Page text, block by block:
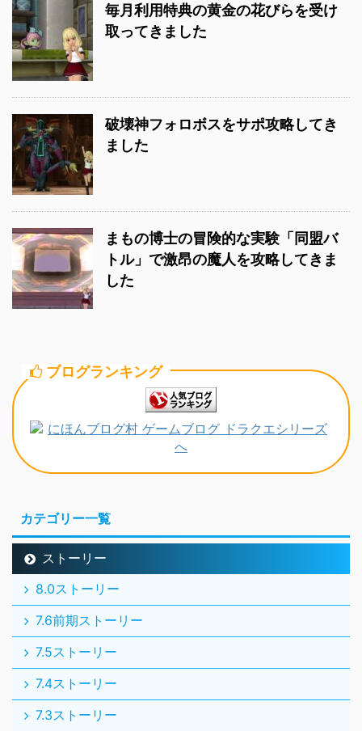
毎月利用特典の黄金の花びらを受け
取ってきました
破壊神フォロボスをサポ攻略してき
ました
まもの博士の冒険的な実験「同盟バ
トル」で激昂の魔人を攻略してきま
した
ブログランキング
カテゴリー一覧
ストーリー
8.0ストーリー
7.6前期ストーリー
7.5ストーリー
7.4ストーリー
7.3ストーリー